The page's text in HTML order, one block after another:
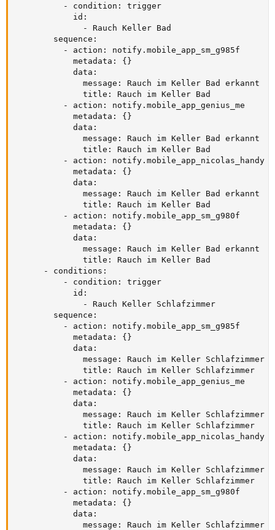
          - condition: trigger
            id:
              - Rauch Keller Bad
        sequence:
          - action: notify.mobile_app_sm_g985f
            metadata: {}
            data:
              message: Rauch im Keller Bad erkannt
              title: Rauch im Keller Bad
          - action: notify.mobile_app_genius_me
            metadata: {}
            data:
              message: Rauch im Keller Bad erkannt
              title: Rauch im Keller Bad
          - action: notify.mobile_app_nicolas_handy
            metadata: {}
            data:
              message: Rauch im Keller Bad erkannt
              title: Rauch im Keller Bad
          - action: notify.mobile_app_sm_g980f
            metadata: {}
            data:
              message: Rauch im Keller Bad erkannt
              title: Rauch im Keller Bad
      - conditions:
          - condition: trigger
            id:
              - Rauch Keller Schlafzimmer
        sequence:
          - action: notify.mobile_app_sm_g985f
            metadata: {}
            data:
message: Rauch im Keller Schlafzimmer
              title: Rauch im Keller Schlafzimmer
          - action: notify.mobile_app_genius_me
            metadata: {}
            data:
message: Rauch im Keller Schlafzimmer
              title: Rauch im Keller Schlafzimmer
          - action: notify.mobile_app_nicolas_handy
            metadata: {}
            data:
message: Rauch im Keller Schlafzimmer
              title: Rauch im Keller Schlafzimmer
          - action: notify.mobile_app_sm_g980f
            metadata: {}
            data:
message: Rauch im Keller Schlafzimmer